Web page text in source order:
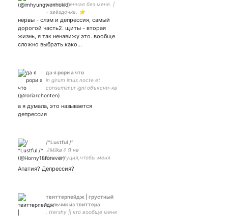
моя вселенная без меня. |
- звёздочка. ⭐️
нервы - слэм и депрессия, самый
дорогой часть2. щиты - вторая
жизнь, я так ненавижу это. вообще
сложно выбрать како…
да я рори а что
in girum imus nocte et
consumimur igni объясни-ка
что ты за эктоплазма я
многогласен, и слово,
которое многовидно,
а я думала, это называется
депрессия
/°Lustful /°
⇳Milka⇳ Я не
Конституция,чтобы меня
личная жизнь никого не
может вам неинтересно
Апатия? Депрессия?
твиттерпейдж | грустный
мальчик из твиттера
. ttershy || кто вообще меня